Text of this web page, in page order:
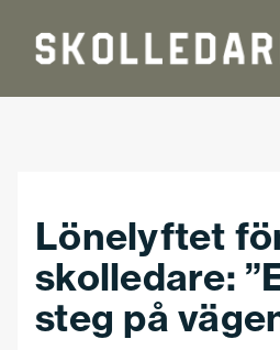
Lönelyftet
skolledare:
steg på